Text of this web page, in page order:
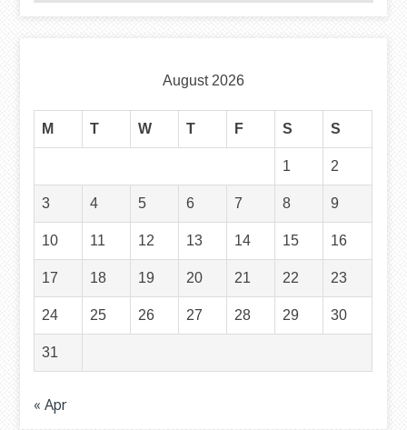
August 2026
M T W T F S S
1 2
3 4 5 6 7 8 9
10 11 12 13 14 15 16
17 18 19 20 21 22 23
24 25 26 27 28 29 30
31
« Apr